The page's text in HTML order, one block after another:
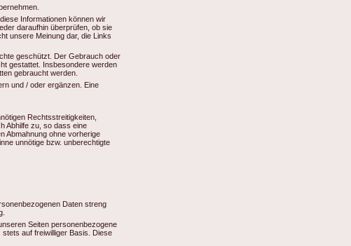
Informationen können wir
daraufhin überprüfen, ob sie
unsere Meinung dar, die Links
geschützt. Der Gebrauch oder
gestattet. Insbesondere werden
gebraucht werden.
und / oder ergänzen. Eine
Rechtsstreitigkeiten,
Abhilfe zu, so dass eine
Abmahnung ohne vorherige
unnötige bzw. unberechtigte
Daten streng
Seiten personenbezogene
auf freiwilliger Basis. Diese